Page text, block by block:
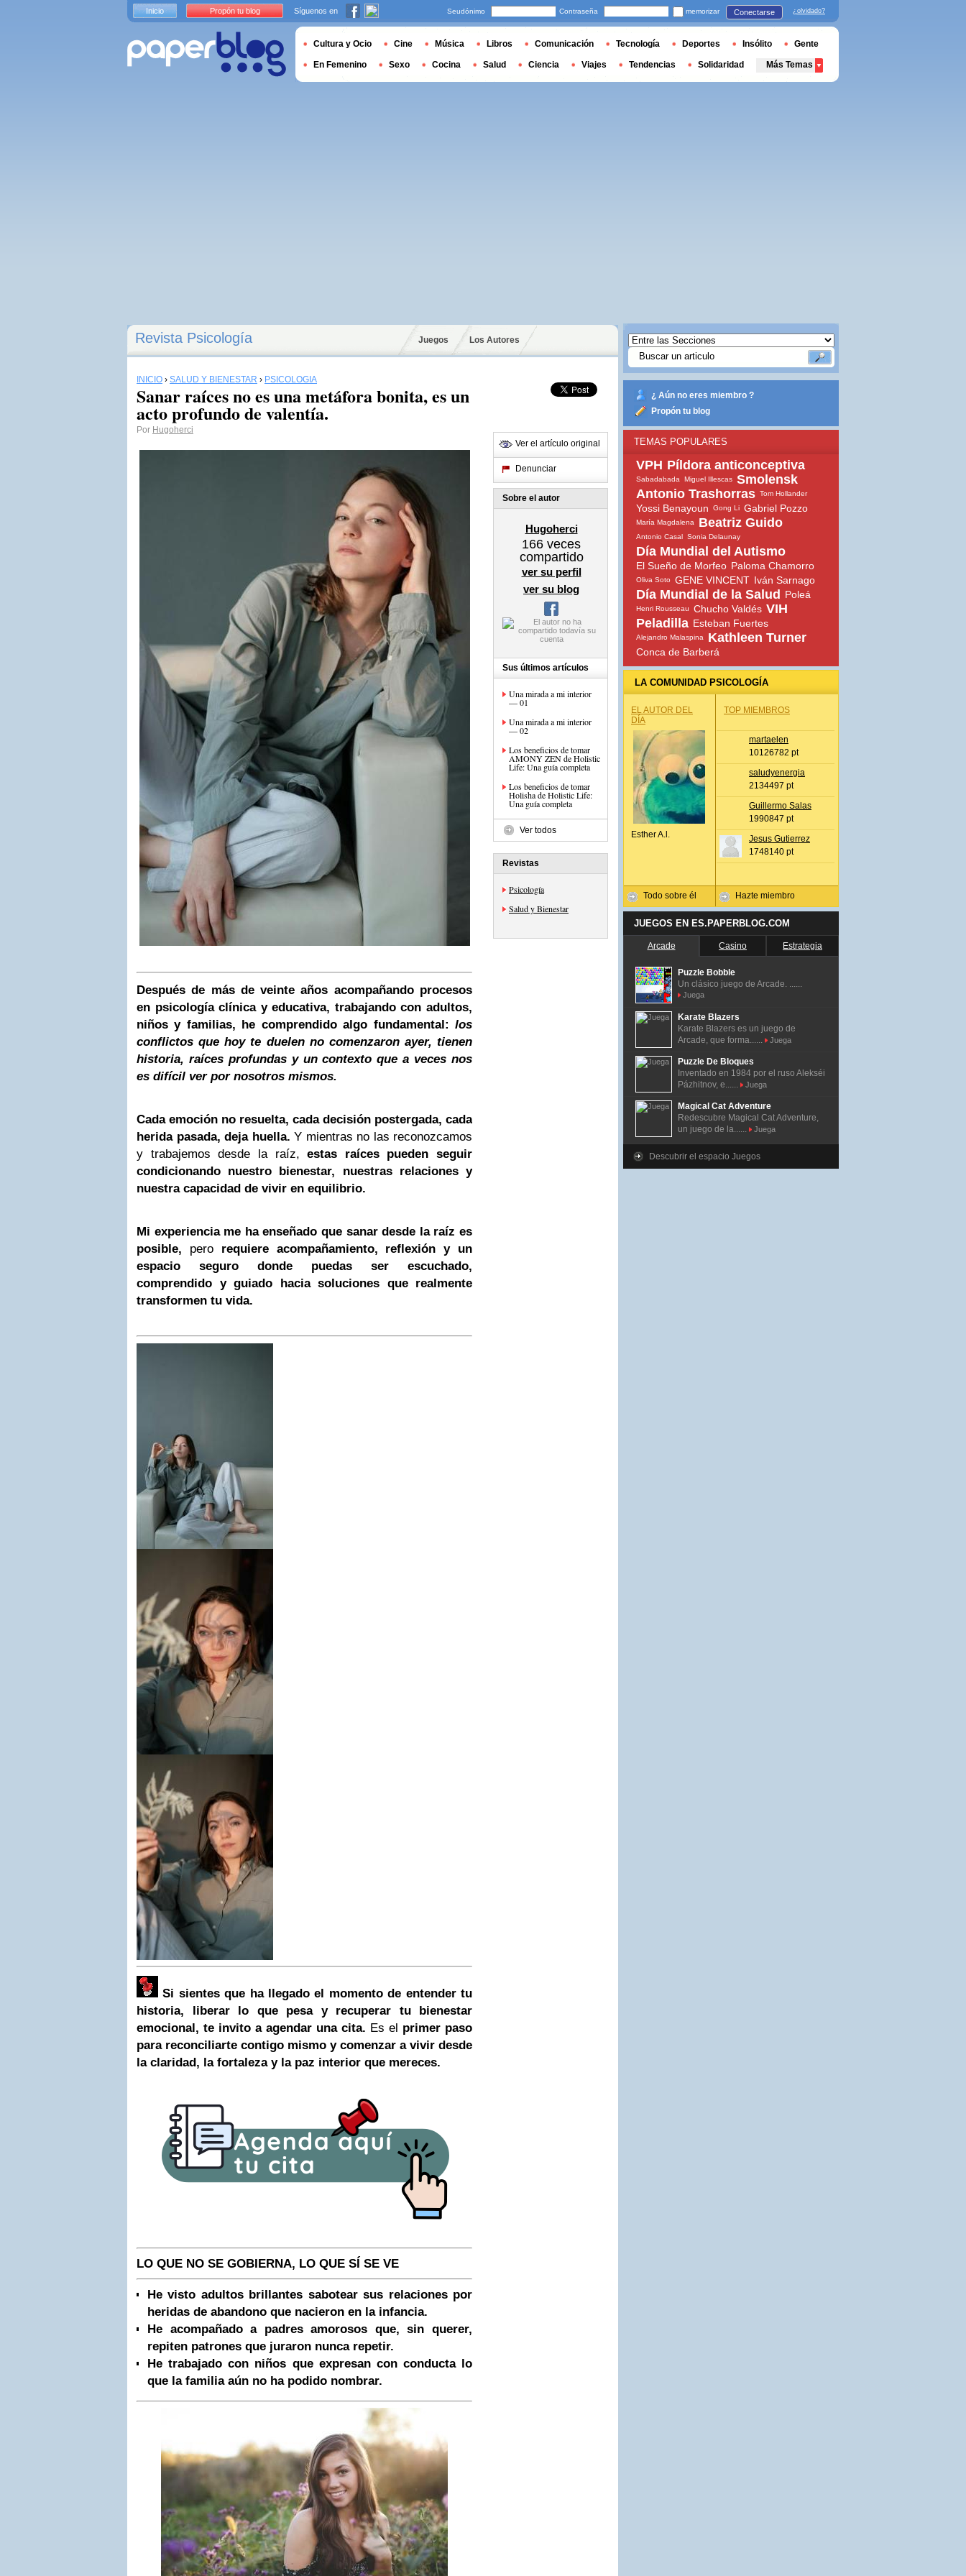
Revista Psicología Juegos Los Autores
INICIO › SALUD Y BIENESTAR › PSICOLOGÍA
Sanar raíces no es una metáfora bonita, es un
acto profundo de valentía.
Por Hugoherci
Después de más de veinte años acompañando procesos
en psicología clínica y educativa, trabajando con adultos,
niños y familias, he comprendido algo fundamental: los
conflictos que hoy te duelen no comenzaron ayer, tienen
historia, raíces profundas y un contexto que a veces nos
es difícil ver por nosotros mismos.
Cada emoción no resuelta, cada decisión postergada, cada
herida pasada, deja huella. Y mientras no las reconozcamos
y trabajemos desde la raíz,estas raíces pueden seguir
condicionando nuestro bienestar, nuestras relaciones y
nuestra capacidad de vivir en equilibrio.
Mi experiencia me ha enseñado que sanar desde la raíz es
posible, perorequiere acompañamiento, reflexión y un
espacio seguro donde puedas ser escuchado,
comprendido y guiado hacia soluciones que realmente
transformen tu vida.
Si sientes que ha llegado el momento de entender tu
historia, liberar lo que pesa y recuperar tu bienestar
emocional, te invito a agendar una cita. Es el primer paso
para reconciliarte contigo mismo y comenzar a vivir desde
la claridad, la fortaleza y la paz interior que mereces.
LO QUE NO SE GOBIERNA, LO QUE SÍ SE VE
He visto adultos brillantes sabotear sus relaciones por
heridas de abandono que nacieron en la infancia.
He acompañado a padres amorosos que, sin querer,
repiten patrones que juraron nunca repetir.
He trabajado con niños que expresan con conducta lo
que la familia aún no ha podido nombrar.
Ver el artículo original
Denunciar
Sobre el autor
Hugoherci
166 veces
compartido
ver su perfil
ver su blog
Sus últimos artículos
Una mirada a mi interior
— 01
Una mirada a mi interior
— 02
Los beneficios de tomar
AMONY ZEN de Holistic
Life: Una guía completa
Los beneficios de tomar
Holisha de Holistic Life:
Una guía completa
Ver todos
Revistas
Psicología
Salud y Bienestar
¿ Aún no eres miembro ?
Propón tu blog
TEMAS POPULARES
VPH Píldora anticonceptiva
Sabadabada Miguel Illescas Smolensk
Antonio Trashorras Tom Hollander
Yossi Benayoun Gong Li Gabriel Pozzo
María Magdalena Beatriz Guido
Antonio Casal Sonia Delaunay
Día Mundial del Autismo
El Sueño de Morfeo Paloma Chamorro
Oliva Soto GENE VINCENT Iván Sarnago
Día Mundial de la Salud Poleá
Henri Rousseau Chucho Valdés VIH
Peladilla Esteban Fuertes
Alejandro Malaspina Kathleen Turner
Conca de Barberá
LA COMUNIDAD PSICOLOGÍA
EL AUTOR DEL
DÍA
Esther A.l.
Todo sobre él
TOP MIEMBROS
martaelen
10126782 pt
saludyenergia
2134497 pt
Guillermo Salas
1990847 pt
Jesus Gutierrez
1748140 pt
Hazte miembro
JUEGOS EN ES.PAPERBLOG.COM
Arcade Casino Estrategia
Puzzle Bobble
Un clásico juego de Arcade. ......
Juega
Karate Blazers
Karate Blazers es un juego de
Arcade, que forma......
Juega
Puzzle De Bloques
Inventado en 1984 por el ruso Alekséi
Pázhitnov, e......
Juega
Magical Cat Adventure
Redescubre Magical Cat Adventure,
un juego de la......
Juega
Descubrir el espacio Juegos
Inicio Propón tu blog Síguenos en Seudónimo Contraseña memorizar Conectarse ¿olvidado?
Cultura y Ocio Cine Música Libros Comunicación Tecnología Deportes Insólito Gente
En Femenino Sexo Cocina Salud Ciencia Viajes Tendencias Solidaridad Más Temas